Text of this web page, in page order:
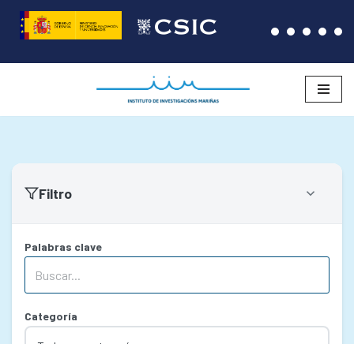
Saltar
ao
Filtro
Palabras clave
Categoría